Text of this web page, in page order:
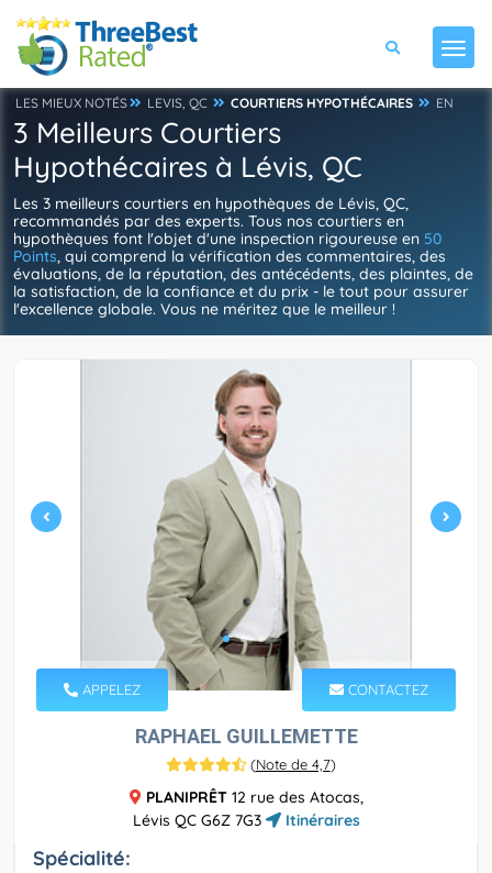
LES MIEUX NOTÉS LEVIS, QC COURTIERS HYPOTHÉCAIRES EN
3 Meilleurs Courtiers
Hypothécaires à Lévis, QC
Les 3 meilleurs courtiers en hypothèques de Lévis, QC,
recommandés par des experts. Tous nos courtiers en
hypothèques font l'objet d'une inspection rigoureuse en 50
Points, qui comprend la vérification des commentaires, des
évaluations, de la réputation, des antécédents, des plaintes, de
la satisfaction, de la confiance et du prix - le tout pour assurer
l'excellence globale. Vous ne méritez que le meilleur !
APPELEZ CONTACTEZ
RAPHAEL GUILLEMETTE
(Note de 4,7)
PLANIPRÊT12 rue des Atocas,
Lévis QC G6Z 7G3
Itinéraires
Spécialité: